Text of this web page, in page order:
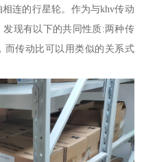
连的行星轮。作为与khv传动
现有以下的共同性质:两种传
而传动比可以用类似的关系式